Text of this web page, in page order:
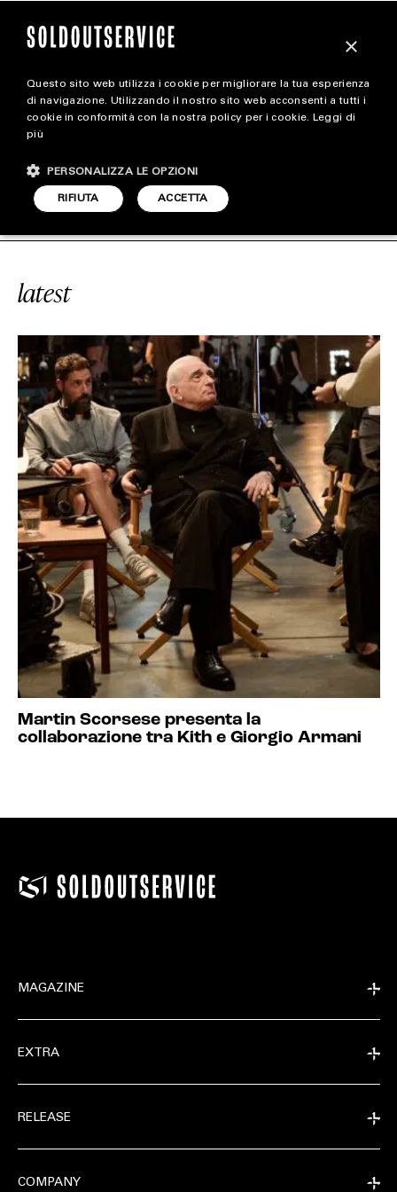
magazine
STYLE
FOOTWEAR
SCORSESE
latest
Martin Scorsese presenta la
collaborazione tra Kith e Giorgio Armani
MAGAZINE
EXTRA
RELEASE
COMPANY
×
Questo sito web utilizza i cookie per migliorare la tua esperienza
di navigazione. Utilizzando il nostro sito web acconsenti a tutti i
cookie in conformità con la nostra policy per i cookie. Leggi di
più
ACCETTA
RIFIUTA
PERSONALIZZA LE OPZIONI